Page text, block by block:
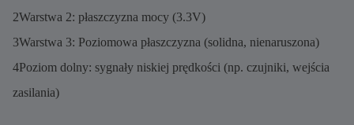
2Warstwa 2: płaszczyzna mocy (3.3V)
3Warstwa 3: Poziomowa płaszczyzna (solidna, nienaruszona)
4Poziom dolny: sygnały niskiej prędkości (np. czujniki, wejścia
zasilania)